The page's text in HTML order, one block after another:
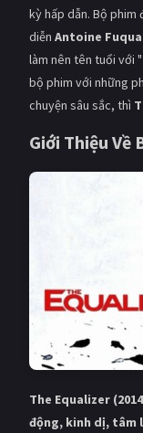
Kinh dị
Phiêu lưu
Viễn tưởng
GameShow
QUỐC GIA
Âu - Mỹ
kỳ hấp dẫn. Bộ phim
diễn Antoine Fuqua
làm nên tên tuổi với "
bộ phim với những
chuyện sâu sắc, thì
Giới Thiệu Về
The Equalizer
động, kinh dị, tâm